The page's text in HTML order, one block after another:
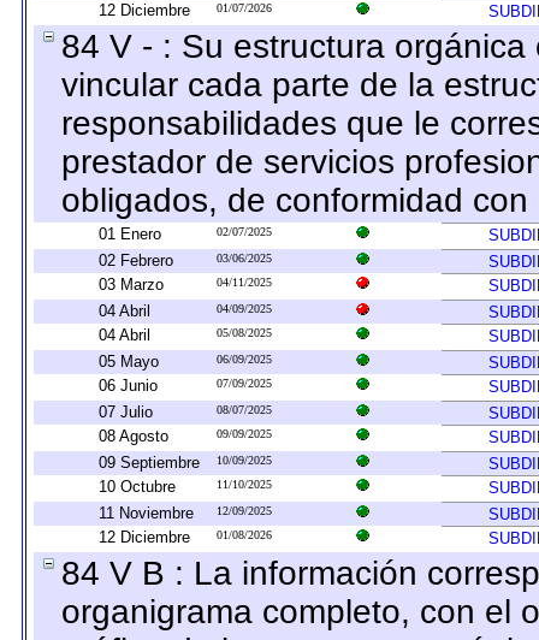
12 Diciembre
01/07/2026
84 V - : Su estructura
vincular cada parte de la
responsabilidades que le
prestador de servicios
obligados, de conformidad
01 Enero 02/07/2025
02 Febrero
03/06/2025
03 Marzo
04/11/2025
04 Abril
04/09/2025
04 Abril
05/08/2025
05 Mayo
06/09/2025
06 Junio
07/09/2025
07 Julio
08/07/2025
08 Agosto
09/09/2025
09 Septiembre
10/09/2025
10 Octubre
11/10/2025
11 Noviembre
12/09/2025
12 Diciembre
01/08/2026
84 V B : La información
organigrama completo, con el